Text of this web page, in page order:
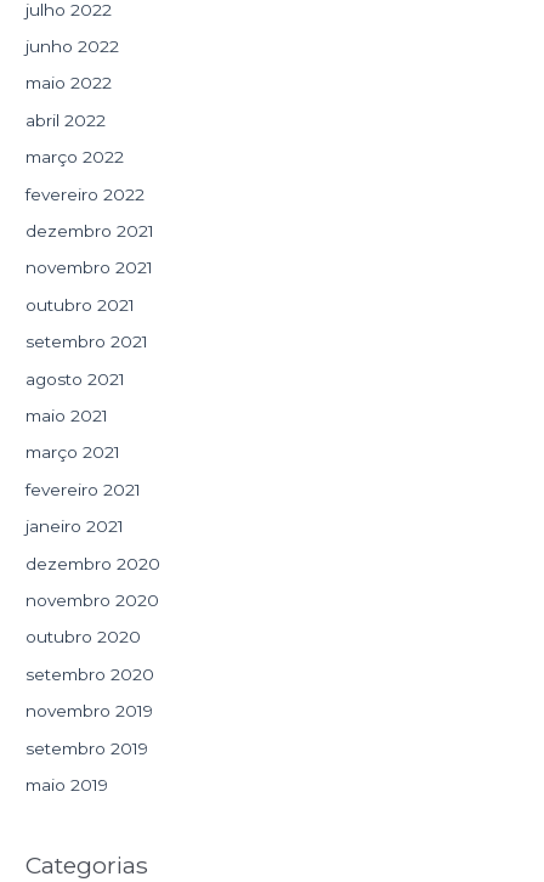
julho 2022
junho 2022
maio 2022
abril 2022
março 2022
fevereiro 2022
dezembro 2021
novembro 2021
outubro 2021
setembro 2021
agosto 2021
maio 2021
março 2021
fevereiro 2021
janeiro 2021
dezembro 2020
novembro 2020
outubro 2020
setembro 2020
novembro 2019
setembro 2019
maio 2019
Categorias